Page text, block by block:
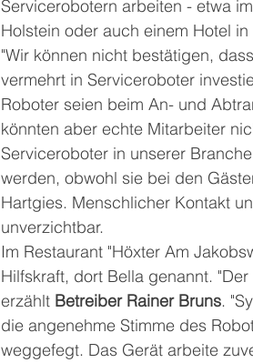
Servicerobotern arbeiten - etwa
Holstein oder auch einem Hotel
"Wir können nicht bestätigen,
vermehrt in Serviceroboter
Roboter seien beim An- und
könnten aber echte Mitarbeiter
Serviceroboter in unserer
werden, obwohl sie bei den
Hartgies. Menschlicher Kontakt
unverzichtbar.
Im Restaurant "Höxter Am
Hilfskraft, dort Bella genannt.
erzählt Betreiber Rainer Bruns.
die angenehme Stimme des
weggefegt. Das Gerät arbeite